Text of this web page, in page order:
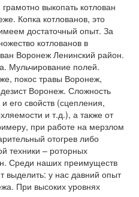
выкопать котлован
Копка котлованов, это
достаточный опыт. За
котлованов в
Воронеж Ленинский район.
Мульчирование полей.
покос травы Воронеж,
Воронеж. Сложность
его свойств (сцепления,
и т.д.), а также от
при работе на мерзлом
отогрев либо
техники – роторных
Среди наших преимуществ
выделить: у нас давний опыт
При высоких уровнях